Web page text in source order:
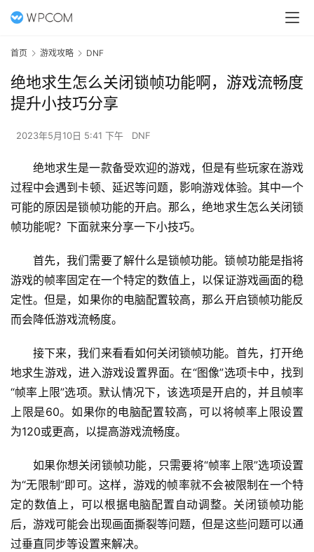
首页 游戏攻略 DNF
绝地求生怎么关闭锁帧功能啊，游戏流畅度
提升小技巧分享
2023年5月10日 5:41 下午 DNF
绝地求生是一款备受欢迎的游戏，但是有些玩家在游戏
过程中会遇到卡顿、延迟等问题，影响游戏体验。其中一个
可能的原因是锁帧功能的开启。那么，绝地求生怎么关闭锁
帧功能呢？下面就来分享一下小技巧。
首先，我们需要了解什么是锁帧功能。锁帧功能是指将
游戏的帧率固定在一个特定的数值上，以保证游戏画面的稳
定性。但是，如果你的电脑配置较高，那么开启锁帧功能反
而会降低游戏流畅度。
接下来，我们来看看如何关闭锁帧功能。首先，打开绝
地求生游戏，进入游戏设置界面。在“图像”选项卡中，找到
“帧率上限”选项。默认情况下，该选项是开启的，并且帧率
上限是60。如果你的电脑配置较高，可以将帧率上限设置
为120或更高，以提高游戏流畅度。
如果你想关闭锁帧功能，只需要将“帧率上限”选项设置
为“无限制”即可。这样，游戏的帧率就不会被限制在一个特
定的数值上，可以根据电脑配置自动调整。关闭锁帧功能
后，游戏可能会出现画面撕裂等问题，但是这些问题可以通
过垂直同步等设置来解决。